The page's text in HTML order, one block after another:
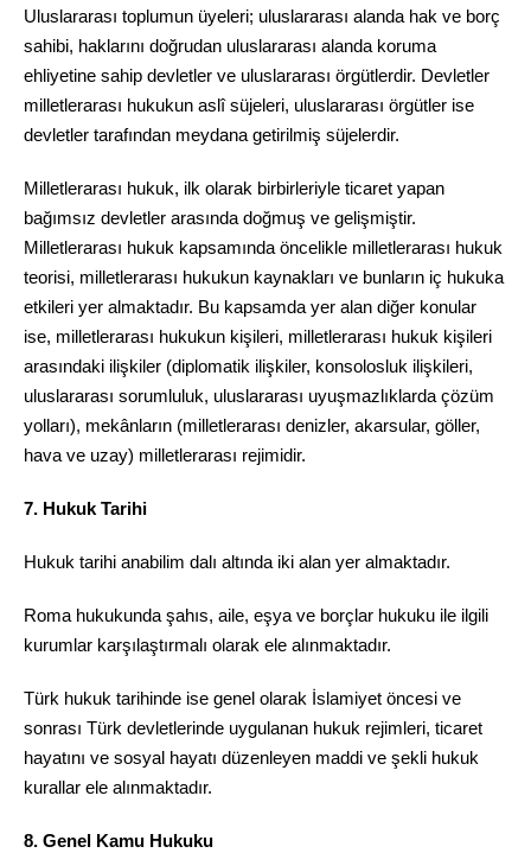
Uluslararası toplumun üyeleri; uluslararası alanda hak ve borç
sahibi, haklarını doğrudan uluslararası alanda koruma
ehliyetine sahip devletler ve uluslararası örgütlerdir. Devletler
milletlerarası hukukun aslî süjeleri, uluslararası örgütler ise
devletler tarafından meydana getirilmiş süjelerdir.
Milletlerarası hukuk, ilk olarak birbirleriyle ticaret yapan
bağımsız devletler arasında doğmuş ve gelişmiştir.
Milletlerarası hukuk kapsamında öncelikle milletlerarası hukuk
teorisi, milletlerarası hukukun kaynakları ve bunların iç hukuka
etkileri yer almaktadır. Bu kapsamda yer alan diğer konular
ise, milletlerarası hukukun kişileri, milletlerarası hukuk kişileri
arasındaki ilişkiler (diplomatik ilişkiler, konsolosluk ilişkileri,
uluslararası sorumluluk, uluslararası uyuşmazlıklarda çözüm
yolları), mekânların (milletlerarası denizler, akarsular, göller,
hava ve uzay) milletlerarası rejimidir.
7. Hukuk Tarihi
Hukuk tarihi anabilim dalı altında iki alan yer almaktadır.
Roma hukukunda şahıs, aile, eşya ve borçlar hukuku ile ilgili
kurumlar karşılaştırmalı olarak ele alınmaktadır.
Türk hukuk tarihinde ise genel olarak İslamiyet öncesi ve
sonrası Türk devletlerinde uygulanan hukuk rejimleri, ticaret
hayatını ve sosyal hayatı düzenleyen maddi ve şekli hukuk
kurallar ele alınmaktadır.
8. Genel Kamu Hukuku